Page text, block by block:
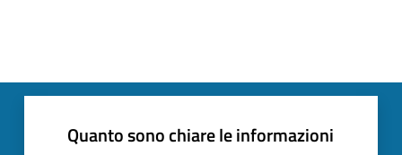
Quanto sono chiare le informazioni